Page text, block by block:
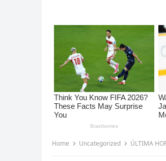
Home Uncategorized ÚLTIMA